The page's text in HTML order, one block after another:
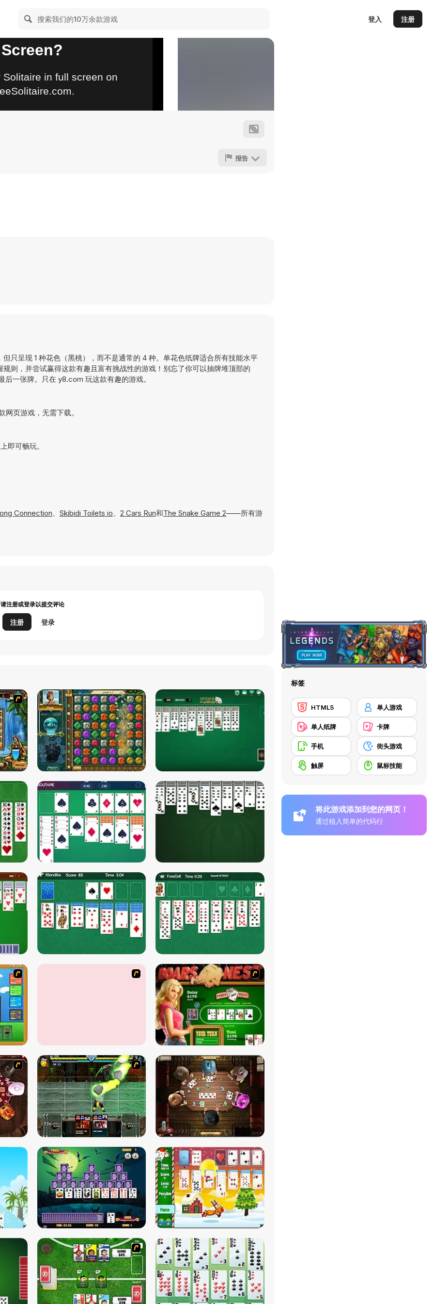
登入 注册
报告
只呈现 1 种花色（黑桃），而不是通常的 4 种。单花色纸牌适合所有技能水平
则，并尝试赢得这款有趣且富有挑战性的游戏！别忘了你可以抽牌堆顶部的
一张牌。只在 y8.com 玩这款有趣的游戏。
页游戏，无需下载。
即可畅玩。
Connection、 Skibidi Toilets io、 2 Cars Run和The Snake Game 2——所有游
请注册或登录以提交评论
注册 登录
标签
HTML5 单人游戏
单人纸牌 卡牌
手机 街头游戏
触屏 鼠标技能
将此游戏添加到您的网页！
通过植入简单的代码行